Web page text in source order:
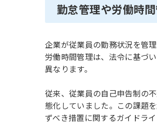
勤怠管理や労働時
企業が従業員の勤務状況を管
労働時間管理は、法令に基づ
異なります。
従来、従業員の自己申告制の
態化していました。この課題
ずべき措置に関するガイドラ